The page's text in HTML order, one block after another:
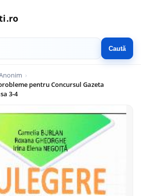
Caută
pentru Concursul Gazeta
3-4